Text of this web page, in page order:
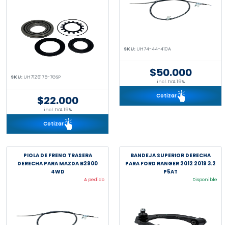
SKU: UH7126175-7GSP
$22.000
incl. IVA 19%
Cotizar
SKU: UH74-44-410A
$50.000
incl. IVA 19%
Cotizar
PIOLA DE FRENO TRASERA
DERECHA PARA MAZDA B2900
4WD
A pedido
BANDEJA SUPERIOR DERECHA
PARA FORD RANGER 2012 2019 3.2
P5AT
Disponible